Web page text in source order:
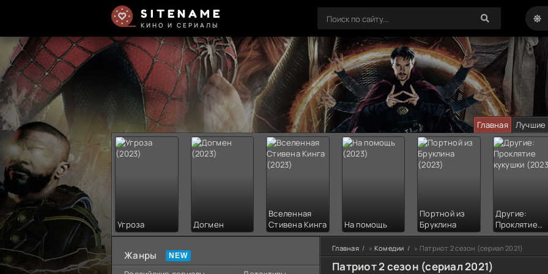
SITENAME
КИНО И СЕРИАЛЫ
Главная Лучшие
Угроза Догмен
Вселенная
Стивена Кинга
На помощь
Портной из
Бруклина
Другие:
Проклятие
кукушки
Жанры
Главная » Комедии » Патриот 2 сезон (сериал 2021)
Патриот 2 сезон (сериал 2021)